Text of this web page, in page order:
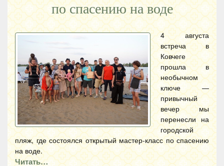
по спасению на воде
4 августа
встреча в
Ковчеге
прошла в
необычном
ключе —
привычный
вечер мы
перенесли на
городской
пляж, где состоялся открытый мастер-класс по спасению
на воде.
Читать…